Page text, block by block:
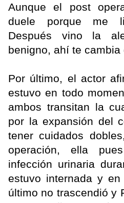
Aunque el post
duele porque me
Después vino la
benigno, ahí te cambia
Por último, el actor
estuvo en todo
ambos transitan la
por la expansión del
tener cuidados
operación, ella
infección urinaria
estuvo internada y
último no trascendió y